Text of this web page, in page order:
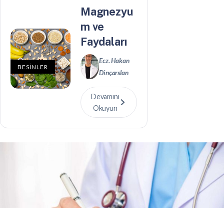
BESİNLER
Magnezyu
m ve
Faydaları
Ecz. Hakan
Dinçarslan
Devamını
Okuyun